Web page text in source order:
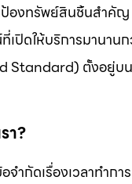
องทรัพย์สินชิ้นสำคัญ
ปิดให้บริการมานา
Standard) ตั้งอยู่บ
า?
จำกัดเรื่องเวลาทำก